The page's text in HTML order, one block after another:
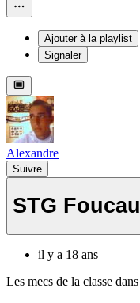
Ajouter à la playlist
Signaler
Alexandre
Suivre
STG
il y a 18 ans
Les mecs de la classe